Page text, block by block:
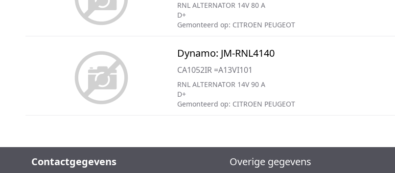
RNL ALTERNATOR 14V 80 A
D+
Gemonteerd op: CITROEN PEUGEOT
Dynamo: JM-RNL4140
CA1052IR =A13VI101
RNL ALTERNATOR 14V 90 A
D+
Gemonteerd op: CITROEN PEUGEOT
Contactgegevens Overige gegevens